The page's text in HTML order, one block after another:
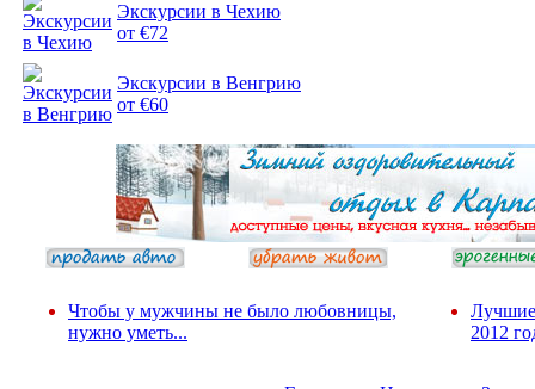
Экскурсии в Чехию
от €72
Экскурсии в Венгрию
от €60
Чтобы у мужчины не было любовницы,
нужно уметь...
Лучшие
2012